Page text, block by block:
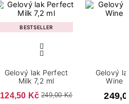
BESTSELLER
Gelový lak Perfect
Milk 7,2 ml
124,50 Kč 249,00 Kč
Gelový
Wine